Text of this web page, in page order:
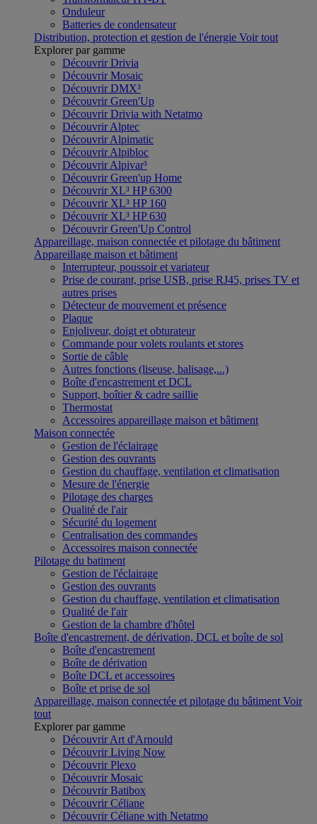
Onduleur
Batteries de condensateur
Distribution, protection et gestion de l'énergie Voir tout
Explorer par gamme
Découvrir Drivia
Découvrir Mosaic
Découvrir DMX³
Découvrir Green'Up
Découvrir Drivia with Netatmo
Découvrir Alptec
Découvrir Alpimatic
Découvrir Alpibloc
Découvrir Alpivar³
Découvrir Green'up Home
Découvrir XL³ HP 6300
Découvrir XL³ HP 160
Découvrir XL³ HP 630
Découvrir Green'Up Control
Appareillage, maison connectée et pilotage du bâtiment
Appareillage maison et bâtiment
Interrupteur, poussoir et variateur
Prise de courant, prise USB, prise RJ45, prises TV et
autres prises
Détecteur de mouvement et présence
Plaque
Enjoliveur, doigt et obturateur
Commande pour volets roulants et stores
Sortie de câble
Autres fonctions (liseuse, balisage,...)
Boîte d'encastrement et DCL
Support, boîtier & cadre saillie
Thermostat
Accessoires appareillage maison et bâtiment
Maison connectée
Gestion de l'éclairage
Gestion des ouvrants
Gestion du chauffage, ventilation et climatisation
Mesure de l'énergie
Pilotage des charges
Qualité de l'air
Sécurité du logement
Centralisation des commandes
Accessoires maison connectée
Pilotage du batiment
Gestion de l'éclairage
Gestion des ouvrants
Gestion du chauffage, ventilation et climatisation
Qualité de l'air
Gestion de la chambre d'hôtel
Boîte d'encastrement, de dérivation, DCL et boîte de sol
Boîte d'encastrement
Boîte de dérivation
Boîte DCL et accessoires
Boîte et prise de sol
Appareillage, maison connectée et pilotage du bâtiment Voir
tout
Explorer par gamme
Découvrir Art d'Arnould
Découvrir Living Now
Découvrir Plexo
Découvrir Mosaic
Découvrir Batibox
Découvrir Céliane
Découvrir Céliane with Netatmo